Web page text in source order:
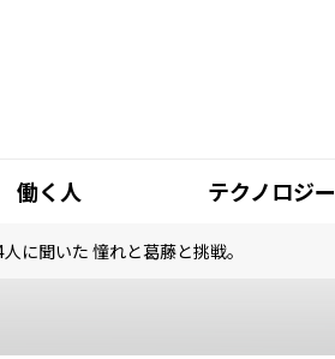
働く人 テクノロジー
に聞いた 憧れと葛藤と挑戦。